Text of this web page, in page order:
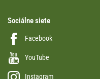
Sociálne siete
Facebook
YouTube
Instagram